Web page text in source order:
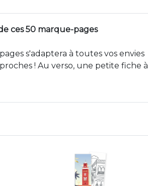
ces 50 marque-pages
s'adaptera à toutes vos envies
! Au verso, une petite fiche à